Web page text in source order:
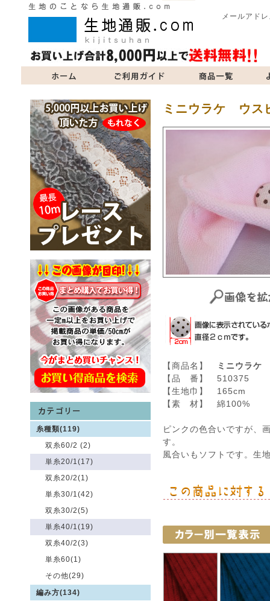
メールアド
よくあるご質問 当サイトについて お問い合
糸種類(119)
双糸60/2 (2)
単糸20/1(17)
双糸20/2(1)
単糸30/1(42)
双糸30/2(5)
単糸40/1(19)
双糸40/2(3)
単糸60(1)
その他(29)
編み方(134)
ミニウラケ ウス
【商品名】
ミニウラケ
【品 番】 510375
【生地巾】 165cm
【素 材】 綿100%
ピンクの色合いですが、
す。
風合いもソフトです。